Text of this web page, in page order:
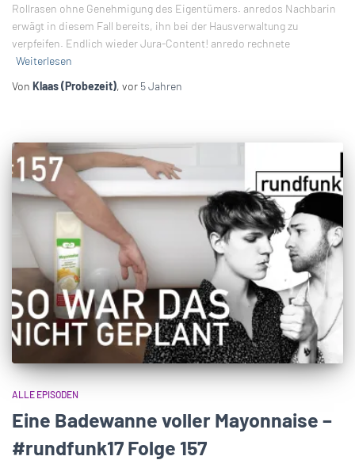
Rollrasen ohne Genehmigung des Eigentümers. anredos Nachbarin
erwägt in diesem Fall bereits, ihn bei der Hausverwaltung zu
verpfeifen. Endlich wieder Jura-Content! anredo rechnete
Weiterlesen
Von Klaas (Probezeit), vor 5 Jahren
ALLE EPISODEN
Eine Badewanne voller Mayonnaise –
#rundfunk17 Folge 157